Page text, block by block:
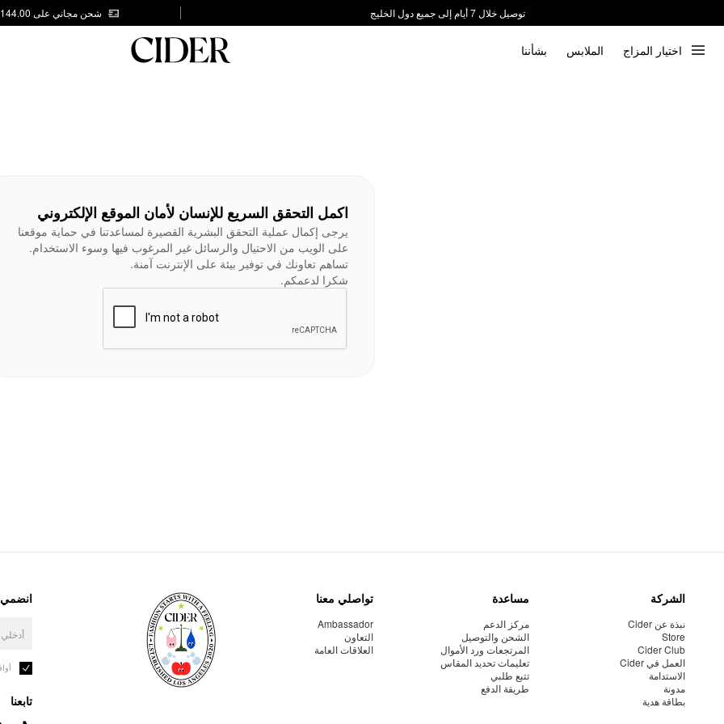
توصيل خلال 7 أيام إلى جميع دول الخليج
شحن مجاني على AED 144.00
اختيار المزاج الملابس بشأننا
اكمل التحقق السريع للإنسان لأمان الموقع الإلكتروني
يرجى إكمال عملية التحقق البشرية القصيرة لمساعدتنا في حماية موقعنا
على الويب من الاحتيال والرسائل غير المرغوب فيها وسوء الاستخدام.
تساهم تعاونك في توفير بيئة على الإنترنت آمنة.
شكرا لدعمكم.
الشركة
نبذة عن Cider
Store
Cider Club
العمل في Cider
الاستدامة
مدونة
بطاقة هدية
مساعدة
مركز الدعم
الشحن والتوصيل
المرتجعات ورد الأموال
تعليمات تحديد المقاس
تتبع طلبي
طريقة الدفع
تواصلي معنا
Ambassador
التعاون
العلاقات العامة
انضمي
تابعنا